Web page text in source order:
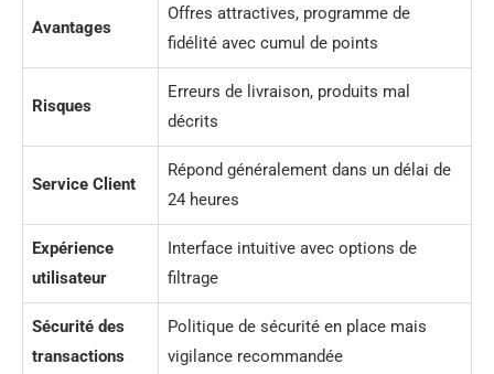
Avantages
Offres attractives, programme de
fidélité avec cumul de points
Risques
Erreurs de livraison, produits mal
décrits
Service Client
Répond généralement dans un délai de
24 heures
Expérience
utilisateur
Interface intuitive avec options de
filtrage
Sécurité des
transactions
Politique de sécurité en place mais
vigilance recommandée